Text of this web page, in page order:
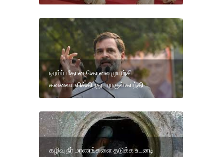
டிரம்ப் மீதான கொலை முயற்சி
கவலையளிக்கிறது - ராகுல் காந்தி
கழிவு நீர் மரணங்களை தடுக்க உடனடி